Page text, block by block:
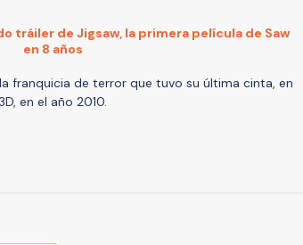
tráiler de Jigsaw, la primera película de Saw
en 8 años
franquicia de terror que tuvo su última cinta, en
en el año 2010.